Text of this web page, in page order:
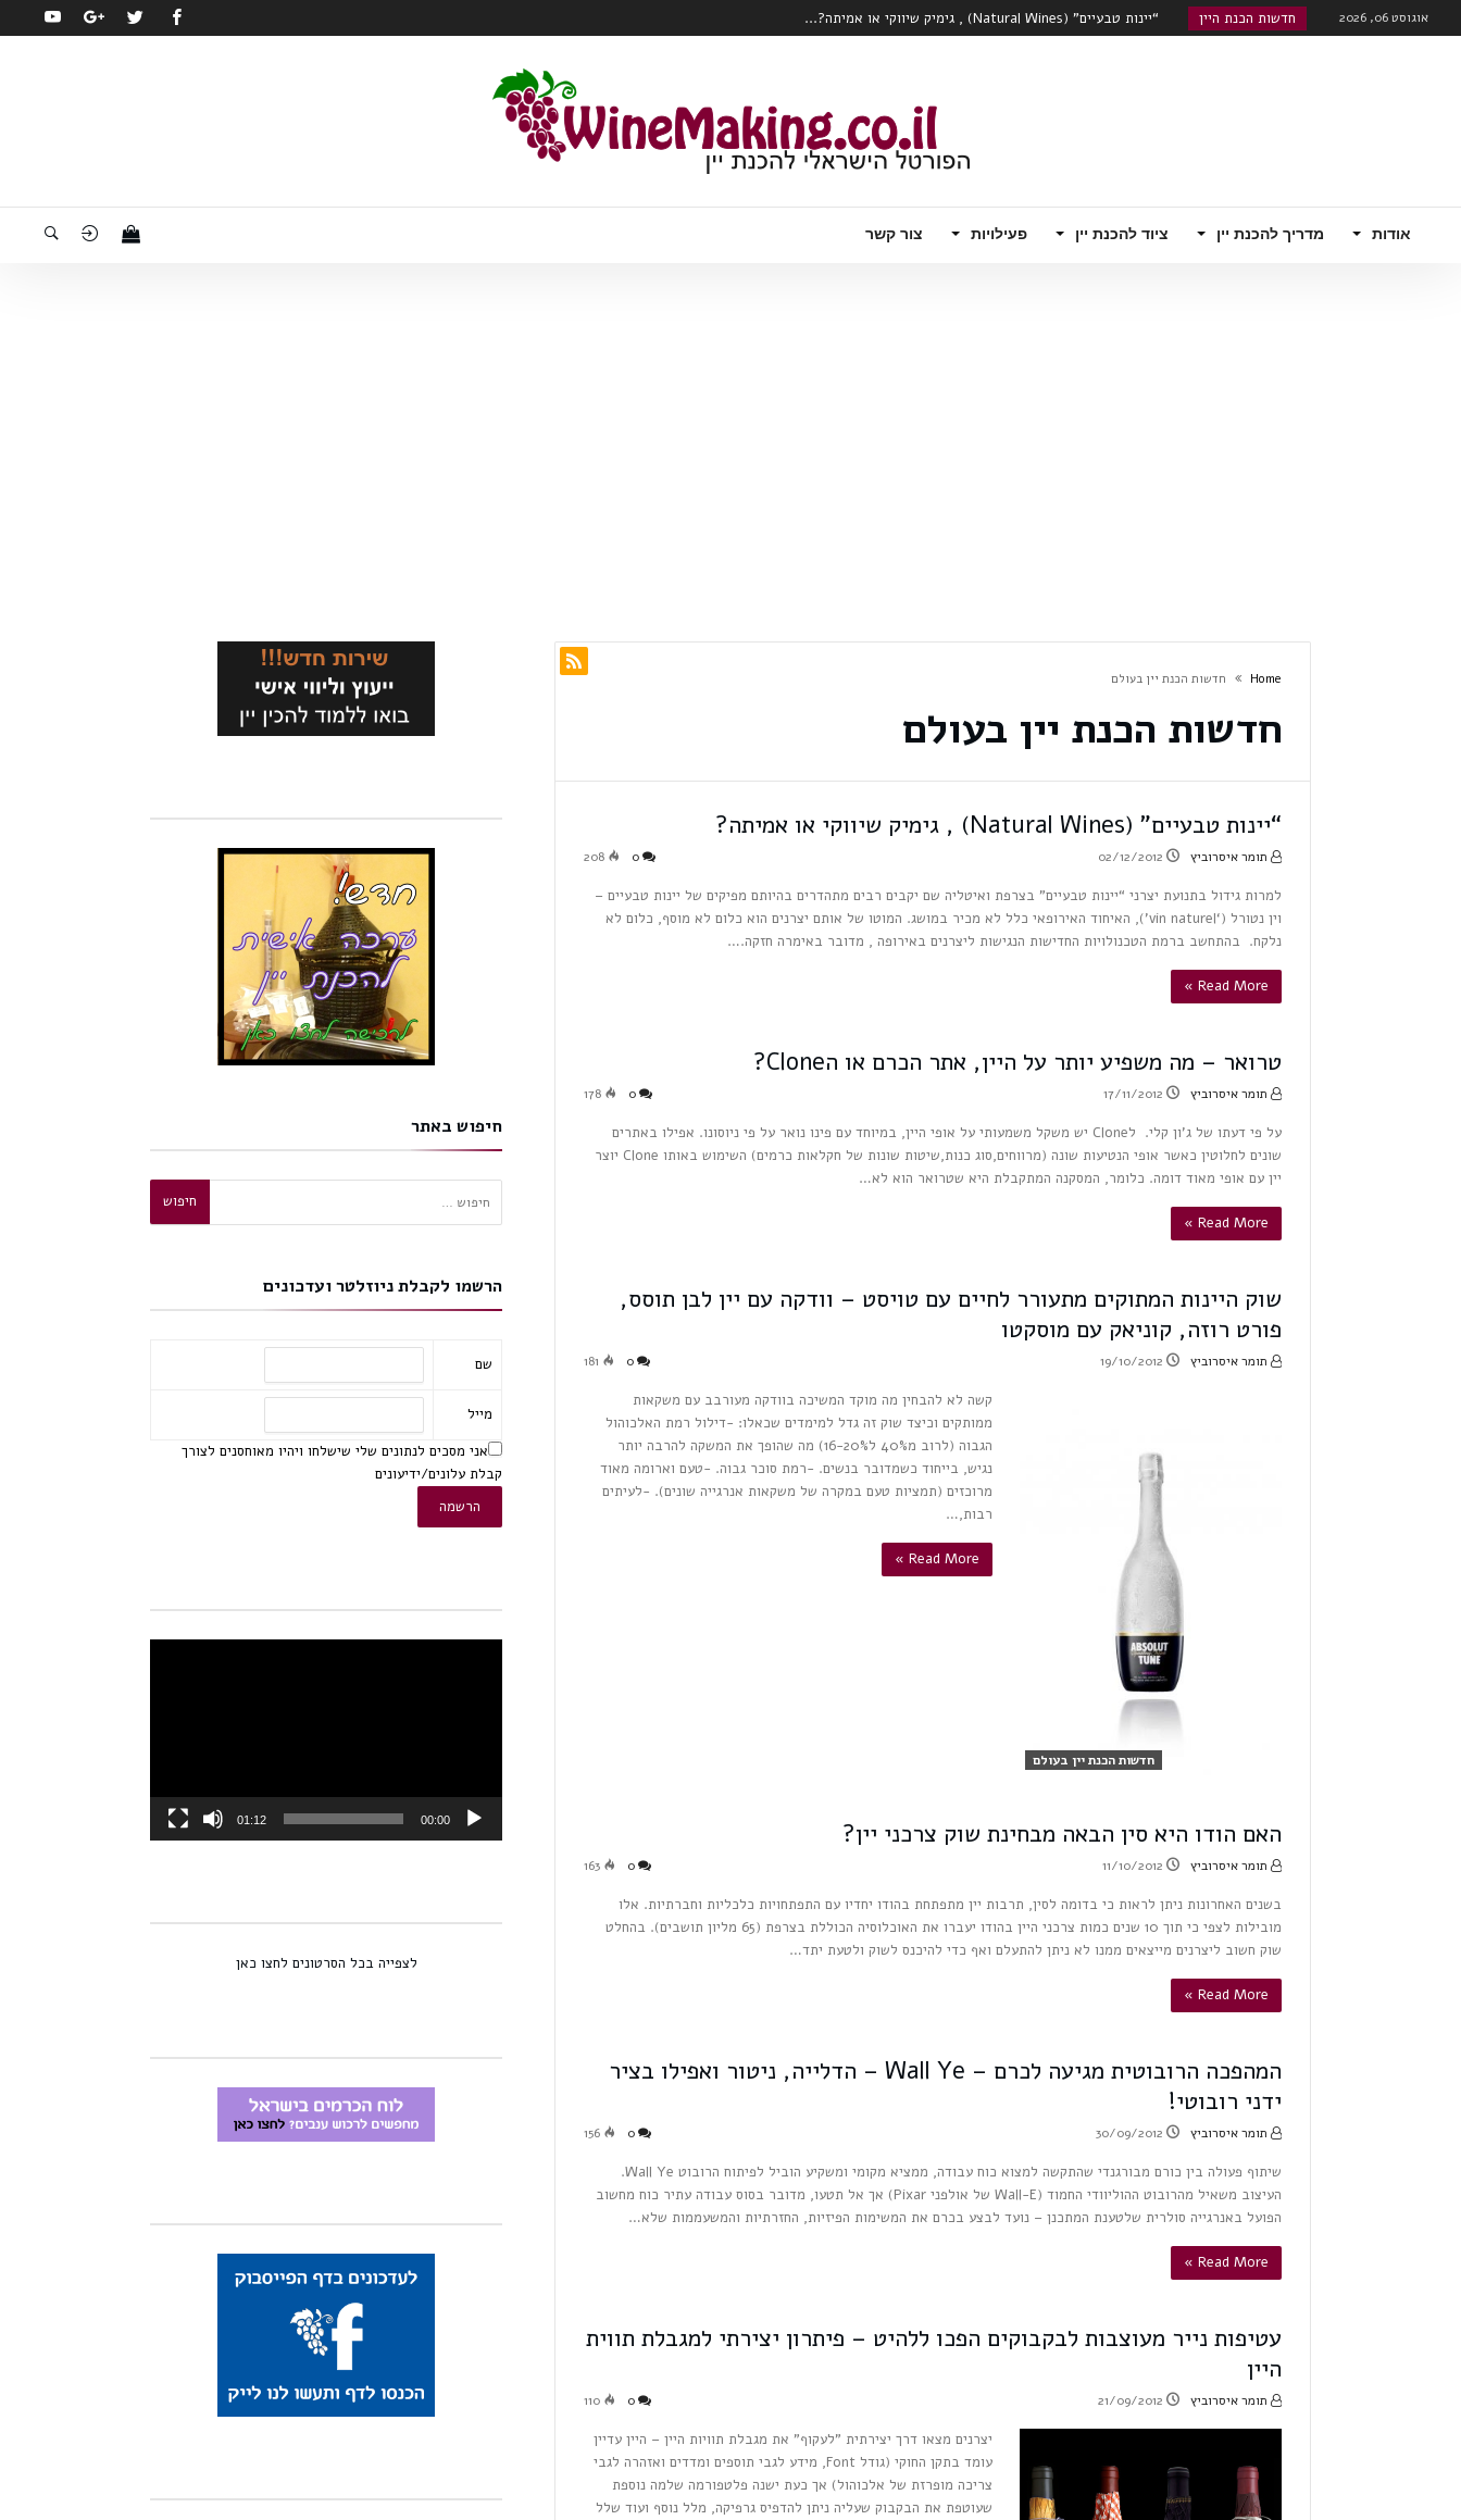
אוגוסט 06, 2026 חדשות הכנת היין
טרואר – מה משפיע יותר על היין, אתר הכרם או הClone?...
האם הודו היא סין הבאה מבחינת שוק צרכני יין?...
המהפכה הרובוטית מגיעה לכרם – Wall Ye – הדלייה, ניטור ואפילו בציר ידני
אודות מדריך להכנת יין ציוד להכנת יין פעילויות צור קשר
Home חדשות הכנת יין בעולם
חדשות הכנת יין בעולם
“יינות טבעיים” (Natural Wines) , גימיק שיווקי או אמיתה?
תומר איסרוביץ 02/12/2012
208
למרות גידול בתנועת יצרני “יינות טבעיים” בצרפת ואיטליה שם יקבים רבים מתהדרים בהיותם מפיקים של יינות טבעיים –
וין נטורל (‘vin naturel’), האיחוד האירופאי כלל לא מכיר במושג. המוטו של אותם יצרנים הוא כלום לא מוסף, כלום לא
נלקח. בהתחשב ברמת הטכנולויות החדישות הנגישות ליצרנים באירופה , מדובר באימרה חזקה.…
Read More »
טרואר – מה משפיע יותר על היין, אתר הכרם או הClone?
תומר איסרוביץ 17/11/2012
178
על פי דעתו של ג’ון קלי. לClone יש משקל משמעותי על אופי היין, במיוחד עם פינו נואר על פי ניוסונו. אפילו באתרים
שונים לחלוטין כאשר אופי הנטיעות שונה (מרווחים,סוג כנות,שיטות שונות של חקלאות כרמים) השימוש באותו Clone יוצר
יין עם אופי מאוד דומה. כלומר, המסקנה המתקבלת היא שטרואר הוא לא…
Read More »
שוק היינות המתוקים מתעורר לחיים עם טויסט – וודקה עם יין לבן תוסס,
פורט רוזה, קוניאק עם מוסקטו
תומר איסרוביץ 19/10/2012
181
חדשות הכנת יין בעולם
קשה לא להבחין מה מוקד המשיכה בוודקה מעורבב עם משקאות
ממותקים וכיצד שוק זה גדל למימדים שכאלו: -דילול רמת האלכוהול
הגבוה (לרוב מ40% ל16-20%) מה שהופך את המשקה להרבה יותר
נגיש, בייחוד כשמדובר בנשים. -רמת סוכר גבוה. -טעם וארומה מאוד
מרוכזים (תמציות טעם במקרה של משקאות אנרגייה שונים). -לעיתים
רבות,…
Read More »
האם הודו היא סין הבאה מבחינת שוק צרכני יין?
תומר איסרוביץ 11/10/2012
163
בשנים האחרונות ניתן לראות כי בדומה לסין, תרבות יין מתפתחת בהודו יחדיו עם התפתחויות כלכליות וחברתיות. אלו
מובילות לצפי כי תוך 10 שנים כמות צרכני היין בהודו יעברו את האוכלוסיה הכוללת בצרפת (65 מליון תושבים). בהחלט
שוק חשוב ליצרנים מייצאים ממנו לא ניתן להתעלם ואף כדי להיכנס לשוק ולטעת יתד…
Read More »
המהפכה הרובוטית מגיעה לכרם – Wall Ye – הדלייה, ניטור ואפילו בציר
ידני רובוטי!
תומר איסרוביץ 30/09/2012
156
שיתוף פעולה בין כורם מבורגנדי שהתקשה למצוא כוח עבודה, ממציא מקומי ומשקיע הוביל לפיתוח הרובוט Wall Ye.
העיצוב משאיל מהרובוט ההוליוודי החמוד (Wall-E של אולפני Pixar) אך אל תטעו, מדובר בסוס עבודה עתיר כוח מחשוב
הפועל באנרגייה סולרית שלטענת המתכנן – נועד לבצע בכרם את המשימות הפיזיות, החזרתיות והמשעממות שלא…
Read More »
עטיפות נייר מעוצבות לבקבוקים הפכו ללהיט – פיתרון יצירתי למגבלת תווית
היין
תומר איסרוביץ 21/09/2012
110
יצרנים מצאו דרך יצירתית "לעקוף" את מגבלת תוויות היין – היין עדיין
עומד בתקן החוקי (גודל Font, מידע לגבי תוספים ומדדים ואזהרה לגבי
צריכה מופרזת של אלכוהול) אך כעת ישנה פלטפורמה שלמה נוספת
שעוטפת את הבקבוק שעליה ניתן להדפיס גרפיקה, מלל נוסף ועוד שלל
חיפוש באתר
חיפוש:
הרשמו לקבלת ניוזלטר ועדכונים
שם
מייל
אני מסכים לנתונים שלי שישלחו ויהיו מאוחסנים לצורך
קבלת עלונים/ידיעונים
00:00
01:12
לצפייה בכל הסרטונים לחצו כאן